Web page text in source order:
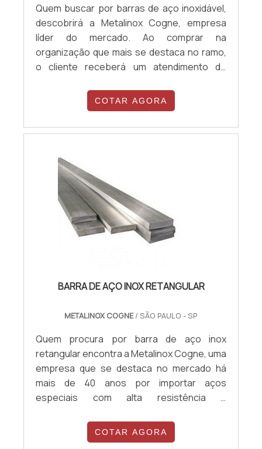
Quem buscar por barras de aço inoxidável,
descobrirá a Metalinox Cogne, empresa
líder do mercado. Ao comprar na
organização que mais se destaca no ramo,
o cliente receberá um atendimento de
produtos que solucionem qualquer
demanda. Quando a necessidade é barras
de aço inoxidável, com a equipe da Metalinox
e diversas opções de pagamento
disponíveis.MAIS D...
COTAR AGORA
BARRA DE AÇO INOX RETANGULAR
METALINOX COGNE/ SÃO PAULO - SP
Quem procura por barra de aço inox
retangular encontra a Metalinox Cogne, uma
empresa que se destaca no mercado há
mais de 40 anos por importar aços
especiais com alta resistência e
companhia investe constantemente em
melhorias nos seus processos, além de
COTAR AGORA